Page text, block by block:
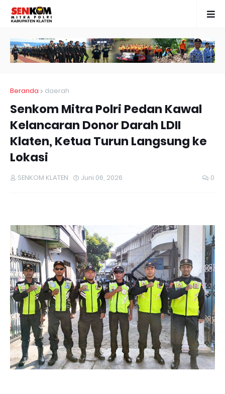
Beranda daerah
Senkom Mitra Polri Pedan Kawal
Kelancaran Donor Darah LDII
Klaten, Ketua Turun Langsung ke
Lokasi
SENKOM KLATEN Juni 06, 2026 0